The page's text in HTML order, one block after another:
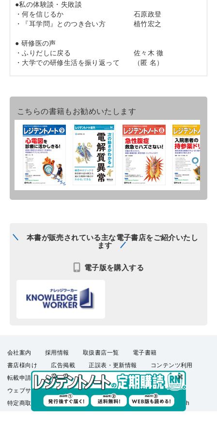
●私の体験談・失敗談
・何を信じるか 石原政登
・『耳学問』とのつき合い方 植竹宏之
● 研修医の声
・ふりだしに戻る 佐々木 徹
・大学での研修生活を振り返って （匿 名）
こちらの書籍もお勧めいたします
本書が販売されている主な電子書店をご紹介いたし
ます
電子版を購入する
会社案内 採用情報 取扱書店一覧
電子書籍
書店様向け
広告掲載 正誤表・更新情報
コンテンツ利用
転載申請
プライバシーポリシー
羊土社会員規約
ウェブサイト利用規約
羊土社のSNS・メールマガジン
特定商取引法に基づく表示
FAQ お問い合わせ English